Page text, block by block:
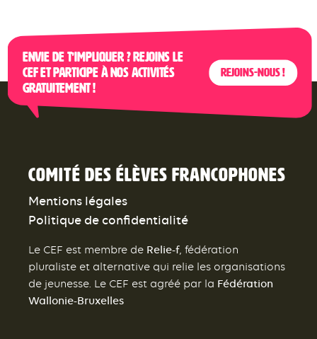
Envie de t’impliquer ? Rejoins le
CEF et participe à nos activités
gratuitement !
Rejoins-nous !
Comité des élèves francophones
Mentions légales
Politique de confidentialité
Le CEF est membre de Relie-f, fédération
pluraliste et alternative qui relie les organisations
de jeunesse. Le CEF est agréé par la Fédération
Wallonie-Bruxelles